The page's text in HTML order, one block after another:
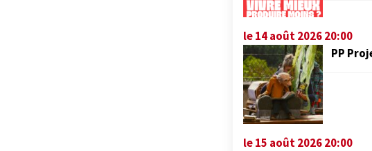
le 14 août 2026 20:00
PP
le 15 août 2026 20:00